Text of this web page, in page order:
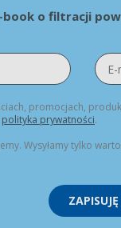
book o filtracji
promocjach,
polityka prywatności.
Wysyłamy tylko
ZAPISUJĘ